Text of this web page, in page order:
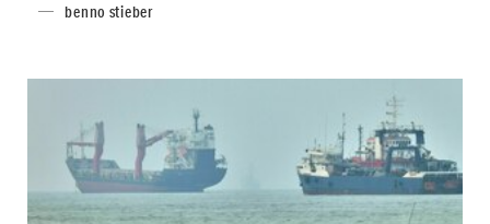
benno stieber